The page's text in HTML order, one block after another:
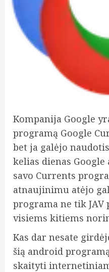
Kompanija Google
programą Google
bet ja galėjo
kelias dienas
savo Currents
atnaujinimu atėjo
programa ne tik
visiems kitiems
Kas dar nesate
šią android
skaityti